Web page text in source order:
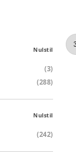
Nulstil
(3)
(288)
Nulstil
(242)